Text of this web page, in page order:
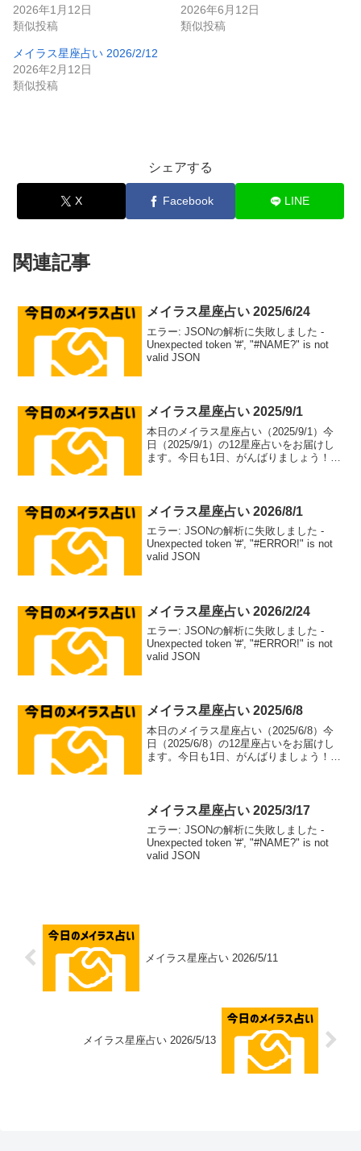
2026年1月12日
類似投稿
2026年6月12日
類似投稿
メイラス星座占い 2026/2/12
2026年2月12日
類似投稿
シェアする
X Facebook LINE
関連記事
メイラス星座占い 2025/6/24
エラー: JSONの解析に失敗しました -
Unexpected token '#', "#NAME?" is not
valid JSON
メイラス星座占い 2025/9/1
本日のメイラス星座占い（2025/9/1）今
日（2025/9/1）の12星座占いをお届けし
ます。今日も1日、がんばりましょう！牡
メイラス星座占い 2026/8/1
エラー: JSONの解析に失敗しました -
Unexpected token '#', "#ERROR!" is not
valid JSON
メイラス星座占い 2026/2/24
エラー: JSONの解析に失敗しました -
Unexpected token '#', "#ERROR!" is not
valid JSON
メイラス星座占い 2025/6/8
本日のメイラス星座占い（2025/6/8）今
日（2025/6/8）の12星座占いをお届けし
ます。今日も1日、がんばりましょう！牡
メイラス星座占い 2025/3/17
エラー: JSONの解析に失敗しました -
Unexpected token '#', "#NAME?" is not
valid JSON
メイラス星座占い 2026/5/11
メイラス星座占い 2026/5/13